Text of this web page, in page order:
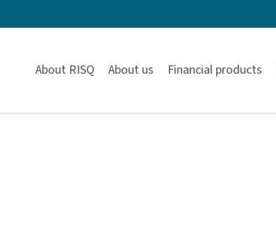
About RISQ About us Financial products